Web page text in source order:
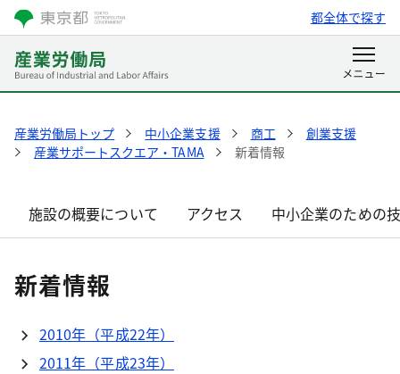
都全体で探す
産業労働局トップ 中小企業支援 商工
創業支援
産業サポートスクエア・TAMA
新着情報
施設の概要について アクセス 中小企業のための
新着情報
2010年（平成22年）
2011年（平成23年）